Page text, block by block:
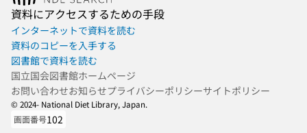
資料にアクセスするための手段
インターネットで資料を読む
資料のコピーを入手する
図書館で資料を読む
国立国会図書館ホームページ
お問い合わせお知らせプライバシーポリシーサイトポリシー
© 2024- National Diet Library, Japan.
画面番号102